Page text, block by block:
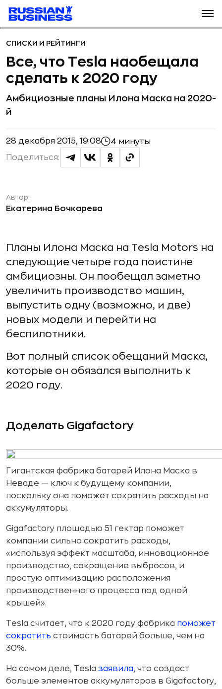
СПИСКИ И РЕЙТИНГИ
Все, что Tesla наобещала
сделать к 2020 году
Амбициозные планы Илона Маска на 2020-
й
28 декабря 2015, 19:08 4 минуты
Поделиться:
Автор:
Екатерина Бочкарева
Планы Илона Маска на Tesla Motors на
следующие четыре года поистине
амбициозны. Он пообещал заметно
увеличить производство машин,
выпустить одну (возможно, и две)
новых модели и перейти на
беспилотники.
Вот полный список обещаний Маска,
которые он обязался выполнить к
2020 году.
Доделать Gigafactory
Гигантская фабрика батарей Илона Маска в
Неваде — ключ к будущему компании,
поcкольку она поможет сократить расходы на
аккумуляторы.
Gigafactory площадью 51 гектар поможет
компании сильно сократить расходы,
«используя эффект масштаба, инновационное
производство, сокращение выбросов, и
простую оптимизацию расположения
производственного процесса под одной
крышей».
Tesla считает, что к 2020 году фабрика поможет
сократить стоимость батарей больше, чем на
30%.
На самом деле, Tesla заявила, что создаст
больше элементов аккумуляторов в Gigafactory,